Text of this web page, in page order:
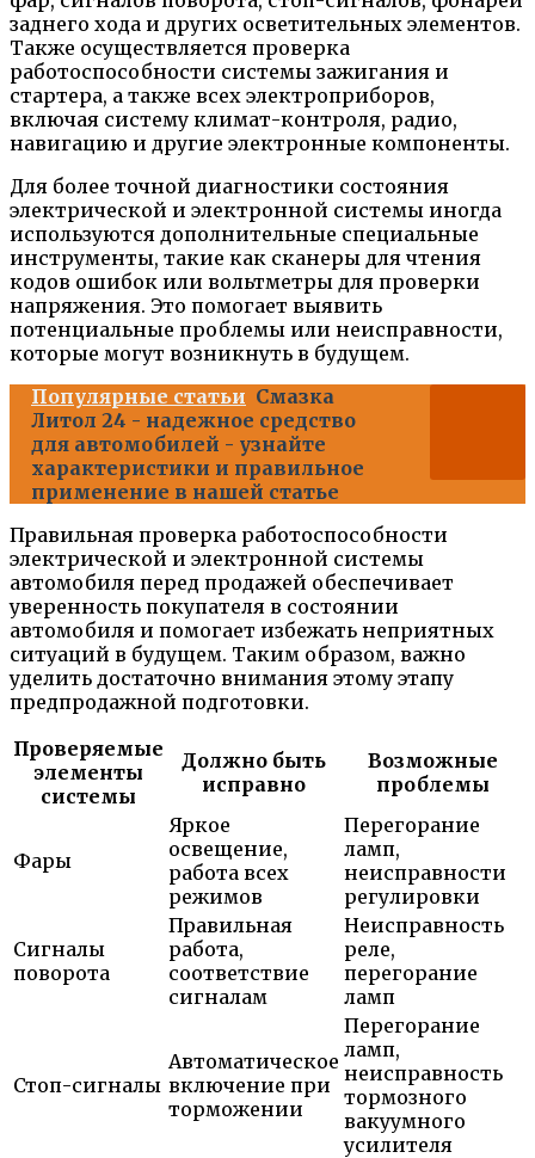
заднего хода и других осветительных элементов.
Также осуществляется проверка
работоспособности системы зажигания и
стартера, а также всех электроприборов,
включая систему климат-контроля, радио,
навигацию и другие электронные компоненты.
Для более точной диагностики состояния
электрической и электронной системы иногда
используются дополнительные специальные
инструменты, такие как сканеры для чтения
кодов ошибок или вольтметры для проверки
напряжения. Это помогает выявить
потенциальные проблемы или неисправности,
которые могут возникнуть в будущем.
Популярные статьи Смазка
Литол 24 - надежное средство
для автомобилей - узнайте
характеристики и правильное
применение в нашей статье
Правильная проверка работоспособности
электрической и электронной системы
автомобиля перед продажей обеспечивает
уверенность покупателя в состоянии
автомобиля и помогает избежать неприятных
ситуаций в будущем. Таким образом, важно
уделить достаточно внимания этому этапу
предпродажной подготовки.
Проверяемые
элементы
системы
Должно быть
исправно
Возможные
проблемы
Фары
Яркое
освещение,
работа всех
режимов
Перегорание
ламп,
неисправности
регулировки
Сигналы
поворота
Правильная
работа,
соответствие
сигналам
Неисправность
реле,
перегорание
ламп
Стоп-сигналы
Автоматическое
включение при
торможении
Перегорание
ламп,
неисправность
тормозного
вакуумного
усилителя